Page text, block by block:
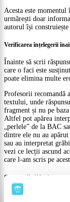
Acesta este
urmărești doar
autorul își construiește
Verificarea înțelegerii
Înainte să scrii
care o faci este
poate elimina multe
Profesorii recomandă
textului, unde
fragment și nu pe
Altfel pot apărea
„perlele” de la BAC
dintre ele nu au
sau au interpretat
vezi ce lecții ascund
care l-am scris pe
Strategii diferite
Nu toate textele se